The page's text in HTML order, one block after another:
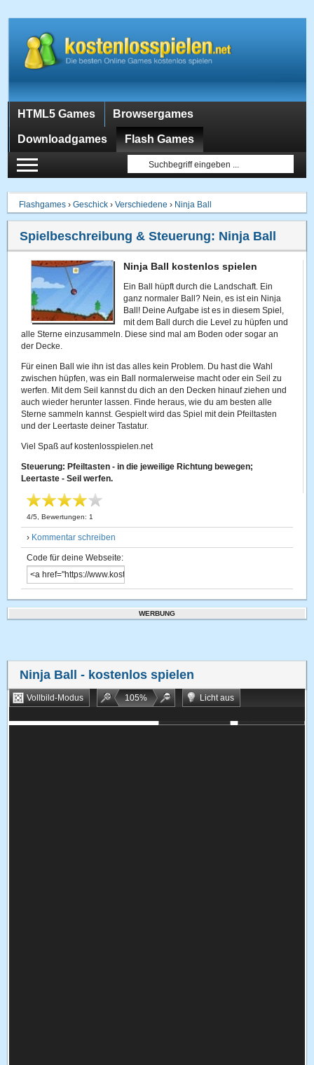
HTML5 Games Browsergames
Downloadgames Flash Games
Flashgames ›Geschick ›Verschiedene › Ninja Ball
Spielbeschreibung & Steuerung: Ninja Ball
Ninja Ball kostenlos spielen
Ein Ball hüpft durch die Landschaft. Ein
ganz normaler Ball? Nein, es ist ein Ninja
Ball! Deine Aufgabe ist es in diesem Spiel,
mit dem Ball durch die Level zu hüpfen und
alle Sterne einzusammeln. Diese sind mal am Boden oder sogar an
der Decke.
Für einen Ball wie ihn ist das alles kein Problem. Du hast die Wahl
zwischen hüpfen, was ein Ball normalerweise macht oder ein Seil zu
werfen. Mit dem Seil kannst du dich an den Decken hinauf ziehen und
auch wieder herunter lassen. Finde heraus, wie du am besten alle
Sterne sammeln kannst. Gespielt wird das Spiel mit dein Pfeiltasten
und der Leertaste deiner Tastatur.
Viel Spaß auf kostenlosspielen.net
Steuerung: Pfeiltasten - in die jeweilige Richtung bewegen;
Leertaste - Seil werfen.
4/5 , Bewertungen: 1
› Kommentar schreiben
Code für deine Webseite:
WERBUNG
Ninja Ball - kostenlos spielen
Vollbild-Modus 105%
Licht aus